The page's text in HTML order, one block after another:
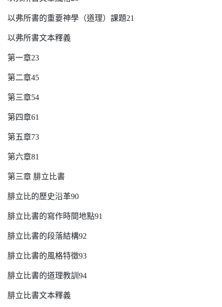
以弗所書的重要神學（道理）課題21
以弗所書文本釋義
第一章23
第二章45
第三章54
第四章61
第五章73
第六章81
第三章 腓立比書
腓立比的歷史沿革90
腓立比書的寫作時間地點91
腓立比書的段落結構92
腓立比書的風格特徵93
腓立比書的道理教訓94
腓立比書文本釋義